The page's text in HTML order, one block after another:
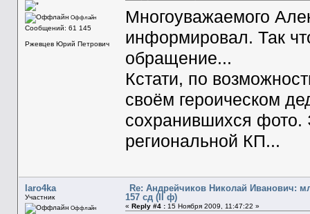
Оффлайн
Сообщений: 61 145
Ржевцев Юрий Петрович
Многоуважаемого
информировал. Так
обращение...
Кстати, по
своём героическом
сохранившихся
региональной КП...
laro4ka
Участник
Оффлайн
Re: Андрейчиков Николай Иванович:
157 сд (II ф)
« Reply #4 :15 Ноября 2009, 11:47:22 »